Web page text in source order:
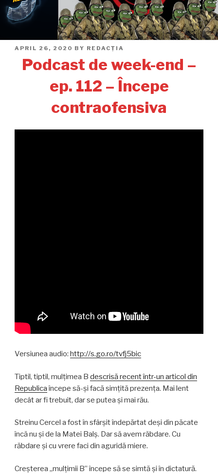
POSTED
APRIL 26, 2020 BY REDACȚIA
Podcast de week-end –
ep. 112 – Începe
contraofensiva
Versiunea audio: http://s.go.ro/tvfj5bic
Tiptil, tiptil, mulțimea B descrisă recent într-un articol din
Republicaîncepe să-și facă simțită prezența. Mai lent
decât ar fi trebuit, dar se putea și mai rău.
Streinu Cercel a fost în sfârșit îndepărtat deși din păcate
încă nu și de la Matei Balș. Dar să avem răbdare. Cu
răbdare și cu vrere faci din aguridă miere.
Creșterea „mulțimii B” începe să se simtă și în dictatură.